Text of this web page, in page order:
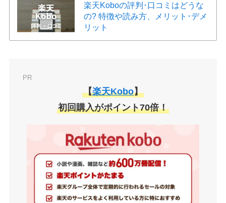
プランの種類
検索のしやすさ
購入のしやすさ
楽天Koboの評判･口コミはどうな
の? 特徴や読み方、メリット･デメ
リット
PR
【楽天Kobo】
初回購入がポイント70倍！